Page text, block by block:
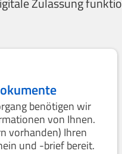
benötigen wir
von Ihnen.
vorhanden) Ihren
und -brief bereit.